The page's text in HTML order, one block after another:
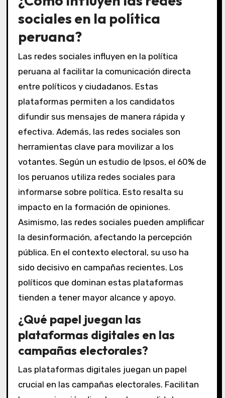
sociales en la política
peruana?
Las redes sociales influyen en la política
peruana al facilitar la comunicación directa
entre políticos y ciudadanos. Estas
plataformas permiten a los candidatos
difundir sus mensajes de manera rápida y
efectiva. Además, las redes sociales son
herramientas clave para movilizar a los
votantes. Según un estudio de Ipsos, el 60% de
los peruanos utiliza redes sociales para
informarse sobre política. Esto resalta su
impacto en la formación de opiniones.
Asimismo, las redes sociales pueden amplificar
la desinformación, afectando la percepción
pública. En el contexto electoral, su uso ha
sido decisivo en campañas recientes. Los
políticos que dominan estas plataformas
tienden a tener mayor alcance y apoyo.
¿Qué papel juegan las
plataformas digitales en las
campañas electorales?
Las plataformas digitales juegan un papel
crucial en las campañas electorales. Facilitan